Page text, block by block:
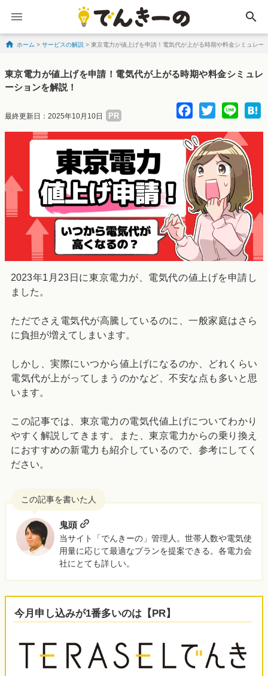
search
Skip to content
ホーム > サービスの解説 > 東京電力が値上げを申請！電気代が上がる時期や料金シミュレー
東京電力が値上げを申請！電気代が上がる時期や料金シミュレ
ーションを解説！
最終更新日：2025年10月10日 PR
2023年1月23日に東京電力が、電気代の値上げを申請し
ました。
ただでさえ電気代が高騰しているのに、一般家庭はさら
に負担が増えてしまいます。
しかし、実際にいつから値上げになるのか、どれくらい
電気代が上がってしまうのかなど、不安な点も多いと思
います。
この記事では、東京電力の電気代値上げについてわかり
やすく解説してきます。また、東京電力からの乗り換え
におすすめの新電力も紹介しているので、参考にしてく
ださい。
鬼頭
当サイト「でんきーの」管理人。世帯人数や電気使
用量に応じて最適なプランを提案できる。各電力会
社にとても詳しい。
今月申し込みが1番多いのは【PR】